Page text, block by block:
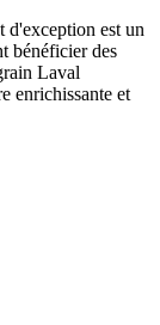
d'exception est un
bénéficier des
Laval
enrichissante et